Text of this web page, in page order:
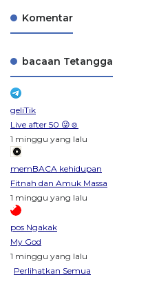
Komentar
bacaan Tetangga
geliTik
Live after 50 😜☺️
1 minggu yang lalu
memBACA kehidupan
Fitnah dan Amuk Massa
1 minggu yang lalu
pos Ngakak
My God
1 minggu yang lalu
Perlihatkan Semua